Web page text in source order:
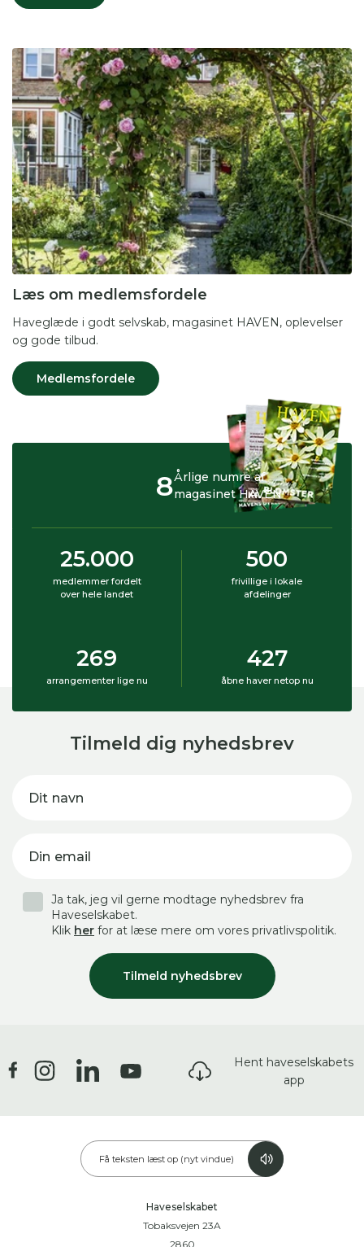
Læs om medlemsfordele
Haveglæde i godt selvskab, magasinet HAVEN, oplevelser
og gode tilbud.
Medlemsfordele
Årlige numre af
magasinet HAVEN
8
25.000
medlemmer fordelt
over hele landet
500
frivillige i lokale
afdelinger
269
arrangementer lige nu
427
åbne haver netop nu
Tilmeld dig nyhedsbrev
Dit navn
Din email
Tilmeld nyhedsbrev
Ja tak, jeg vil gerne modtage nyhedsbrev fra
Haveselskabet.
Klik her for at læse mere om vores privatlivspolitik.
Hent haveselskabets
app
Få teksten læst op (nyt vindue)
Haveselskabet
Tobaksvejen 23A
2860